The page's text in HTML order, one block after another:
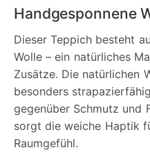
Handgesponnene
Dieser Teppich besteht
Wolle – ein natürliches
Zusätze. Die natürlichen
besonders
gegenüber Schmutz und
sorgt die weiche Haptik
Raumgefühl.